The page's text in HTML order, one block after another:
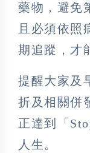
藥物，避免
且必須依照
期追蹤，才
提醒大家及
折及相關併
正達到「
人生。